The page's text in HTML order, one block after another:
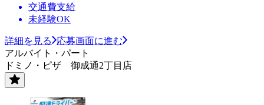
交通費支給
未経験OK
詳細を見る
応募画面に進む
アルバイト・パート
ドミノ・ピザ 御成通2丁目店